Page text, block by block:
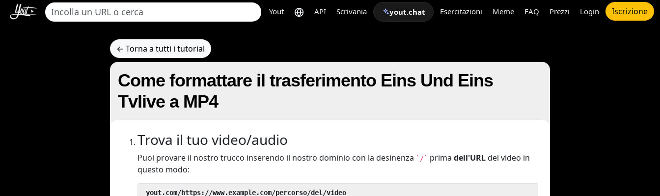
Yout API Scrivania yout.chat Esercitazioni Meme FAQ Prezzi Login Iscrizione
← Torna a tutti i tutorial
Come formattare il trasferimento Eins Und Eins
Tvlive a MP4
Trova il tuo video/audio
Puoi provare il nostro trucco inserendo il nostro dominio con la desinenza `/` prima dell'URLdel video in
questo modo:
yout.com/https://www.example.com/percorso/del/video